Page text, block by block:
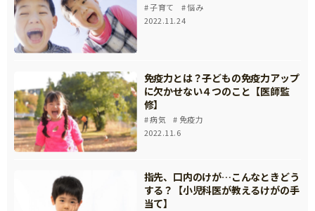
子育て
悩み
2022.11.24
免疫力とは？子どもの免疫力アップ
に欠かせない４つのこと【医師監
修】
病気
免疫力
2022.11.6
指先、口内のけが…こんなときどう
する？【小児科医が教えるけがの手
当て】